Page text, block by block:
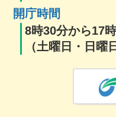
開庁時間
8時30分から17
（土曜日・日曜